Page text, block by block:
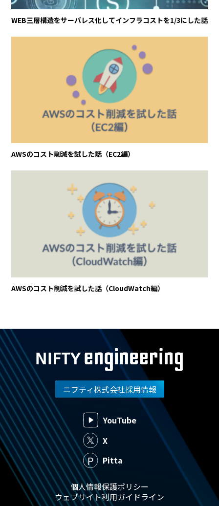
WEB三層構造をサーバレス化してインフラコストを1/3にした話
AWSのコスト削減を試した話（EC2編）
AWSのコスト削減を試した話（CloudWatch編）
ニフティ株式会社採用情報
YouTube
X
Pitta
個人情報保護ポリシー
ウェブサイト利用ガイドライン